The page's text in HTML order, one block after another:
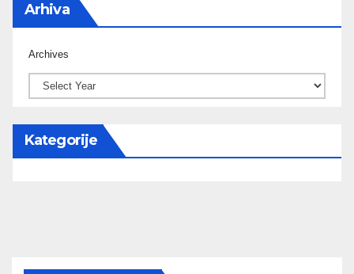
Arhiva
Archives
Kategorije